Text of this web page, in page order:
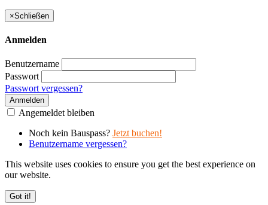
×Schließen
Anmelden
Benutzername
Passwort
Passwort vergessen?
Anmelden
Angemeldet bleiben
Noch kein Bauspass? Jetzt buchen!
Benutzername vergessen?
This website uses cookies to ensure you get the best experience on
our website.
Got it!